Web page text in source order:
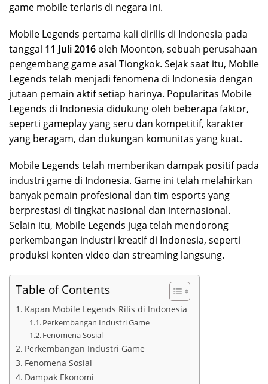
game mobile terlaris di negara ini.
Mobile Legends pertama kali dirilis di Indonesia pada
tanggal 11 Juli 2016 oleh Moonton, sebuah perusahaan
pengembang game asal Tiongkok. Sejak saat itu, Mobile
Legends telah menjadi fenomena di Indonesia dengan
jutaan pemain aktif setiap harinya. Popularitas Mobile
Legends di Indonesia didukung oleh beberapa faktor,
seperti gameplay yang seru dan kompetitif, karakter
yang beragam, dan dukungan komunitas yang kuat.
Mobile Legends telah memberikan dampak positif pada
industri game di Indonesia. Game ini telah melahirkan
banyak pemain profesional dan tim esports yang
berprestasi di tingkat nasional dan internasional.
Selain itu, Mobile Legends juga telah mendorong
perkembangan industri kreatif di Indonesia, seperti
produksi konten video dan streaming langsung.
Table of Contents
Kapan Mobile Legends Rilis di Indonesia
Perkembangan Industri Game
Fenomena Sosial
Perkembangan Industri Game
Fenomena Sosial
Dampak Ekonomi